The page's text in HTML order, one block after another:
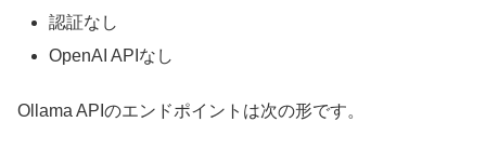
認証なし
OpenAI APIなし
Ollama APIのエンドポイントは次の形です。